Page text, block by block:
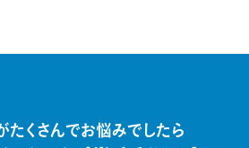
たくさんでお悩みでしたら